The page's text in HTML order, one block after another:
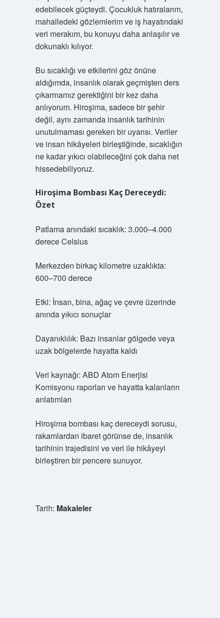
edebilecek güçteydi. Çocukluk hatıralarım,
mahalledeki gözlemlerim ve iş hayatındaki
veri merakım, bu konuyu daha anlaşılır ve
dokunaklı kılıyor.
Bu sıcaklığı ve etkilerini göz önüne
aldığımda, insanlık olarak geçmişten ders
çıkarmamız gerektiğini bir kez daha
anlıyorum. Hiroşima, sadece bir şehir
değil, aynı zamanda insanlık tarihinin
unutulmaması gereken bir uyarısı. Veriler
ve insan hikâyeleri birleştiğinde, sıcaklığın
ne kadar yıkıcı olabileceğini çok daha net
hissedebiliyoruz.
Hiroşima Bombası Kaç Dereceydi:
Özet
Patlama anındaki sıcaklık: 3.000–4.000
derece Celsius
Merkezden birkaç kilometre uzaklıkta:
600–700 derece
Etki: İnsan, bina, ağaç ve çevre üzerinde
anında yıkıcı sonuçlar
Dayanıklılık: Bazı insanlar gölgede veya
uzak bölgelerde hayatta kaldı
Veri kaynağı: ABD Atom Enerjisi
Komisyonu raporları ve hayatta kalanların
anlatımları
Hiroşima bombası kaç dereceydi sorusu,
rakamlardan ibaret görünse de, insanlık
tarihinin trajedisini ve veri ile hikâyeyi
birleştiren bir pencere sunuyor.
Tarih: Makaleler